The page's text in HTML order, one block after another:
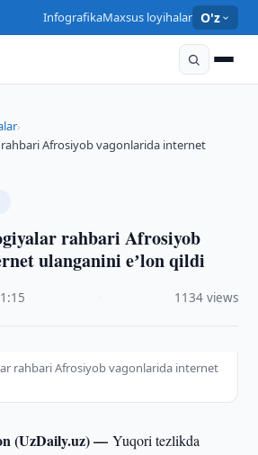
InfografikaMaxsus loyihalar O'z
›
Afrosiyob vagonlarida internet
rahbari Afrosiyob
ulanganini eʼlon qildi
1134 views
rahbari Afrosiyob vagonlarida internet
(UzDaily.uz) —Yuqori tezlikda